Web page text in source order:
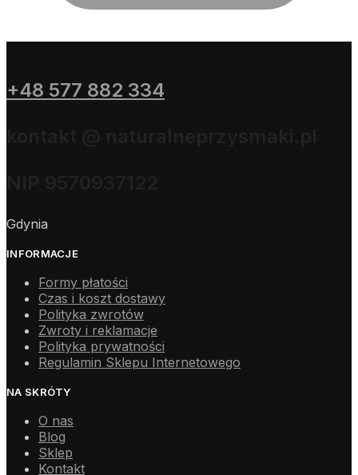
+48 577 882 334
Gdynia
INFORMACJE
Formy płatości
Czas i koszt dostawy
Polityka zwrotów
Zwroty i reklamacje
Polityka prywatności
Regulamin Sklepu Internetowego
NA SKRÓTY
O nas
Blog
Sklep
Kontakt